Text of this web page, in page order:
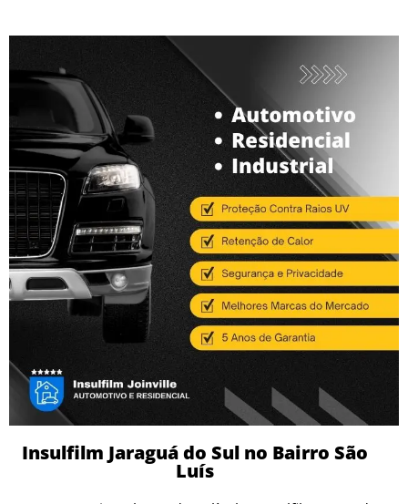
Insulfilm Jaraguá do Sul no Bairro São
Luís